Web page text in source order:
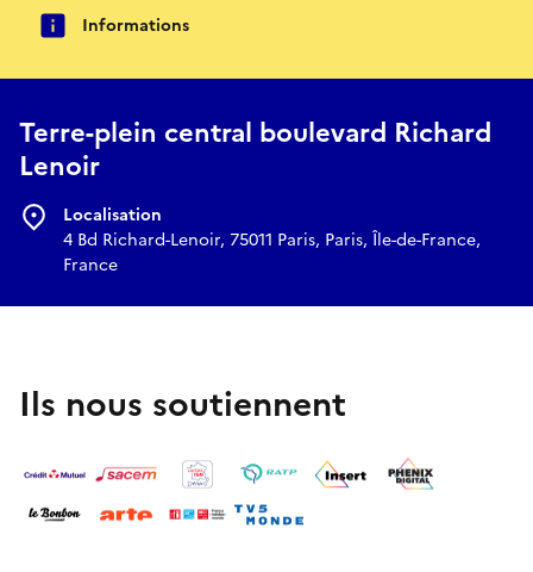
Informations
Terre-plein central boulevard Richard
Lenoir
Localisation
4 Bd Richard-Lenoir, 75011 Paris, Paris, Île-de-France,
France
Ils nous soutiennent